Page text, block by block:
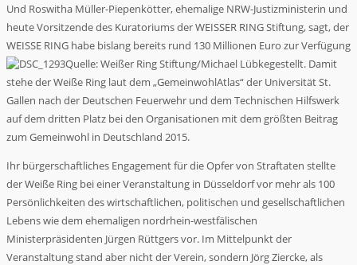
Und Roswitha Müller-Piepenkötter, ehemalige NRW-Justizministerin und
heute Vorsitzende des Kuratoriums der WEISSER RING Stiftung, sagt, der
WEISSE RING habe bislang bereits rund 130 Millionen Euro zur Verfügung
Quelle: Weißer Ring Stiftung/Michael Lübkegestellt. Damit
stehe der Weiße Ring laut dem „GemeinwohlAtlas“ der Universität St.
Gallen nach der Deutschen Feuerwehr und dem Technischen Hilfswerk
auf dem dritten Platz bei den Organisationen mit dem größten Beitrag
zum Gemeinwohl in Deutschland 2015.
Ihr bürgerschaftliches Engagement für die Opfer von Straftaten stellte
der Weiße Ring bei einer Veranstaltung in Düsseldorf vor mehr als 100
Persönlichkeiten des wirtschaftlichen, politischen und gesellschaftlichen
Lebens wie dem ehemaligen nordrhein-westfälischen
Ministerpräsidenten Jürgen Rüttgers vor. Im Mittelpunkt der
Veranstaltung stand aber nicht der Verein, sondern Jörg Ziercke, als